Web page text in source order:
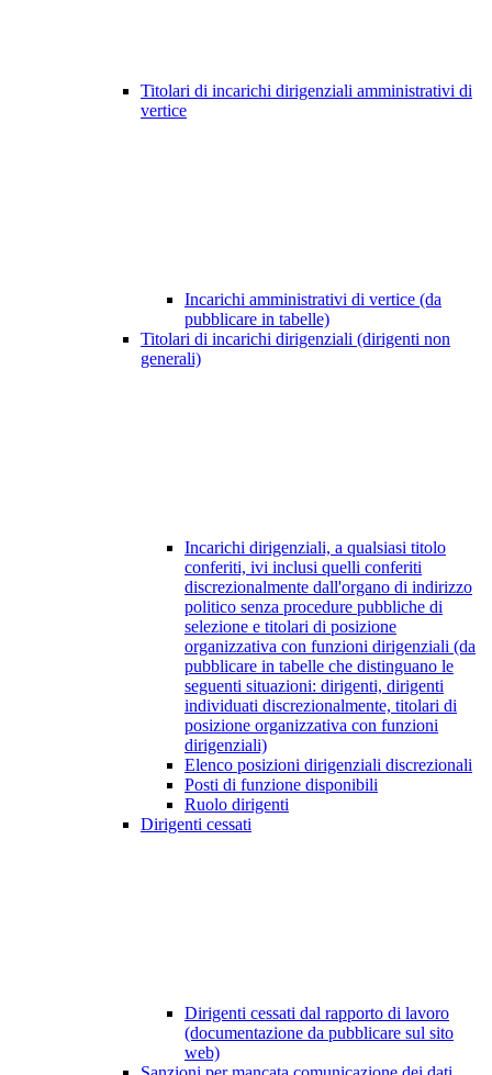
Titolari di incarichi dirigenziali amministrativi di
vertice
Incarichi amministrativi di vertice (da
pubblicare in tabelle)
Titolari di incarichi dirigenziali (dirigenti non
generali)
Incarichi dirigenziali, a qualsiasi titolo
conferiti, ivi inclusi quelli conferiti
discrezionalmente dall'organo di indirizzo
politico senza procedure pubbliche di
selezione e titolari di posizione
organizzativa con funzioni dirigenziali (da
pubblicare in tabelle che distinguano le
seguenti situazioni: dirigenti, dirigenti
individuati discrezionalmente, titolari di
posizione organizzativa con funzioni
dirigenziali)
Elenco posizioni dirigenziali discrezionali
Posti di funzione disponibili
Ruolo dirigenti
Dirigenti cessati
Dirigenti cessati dal rapporto di lavoro
(documentazione da pubblicare sul sito
web)